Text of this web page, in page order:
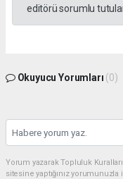
editörü sorumlu
Okuyucu Yorumları (0)
Yorum yazarak Topluluk
sitesine yaptığınız